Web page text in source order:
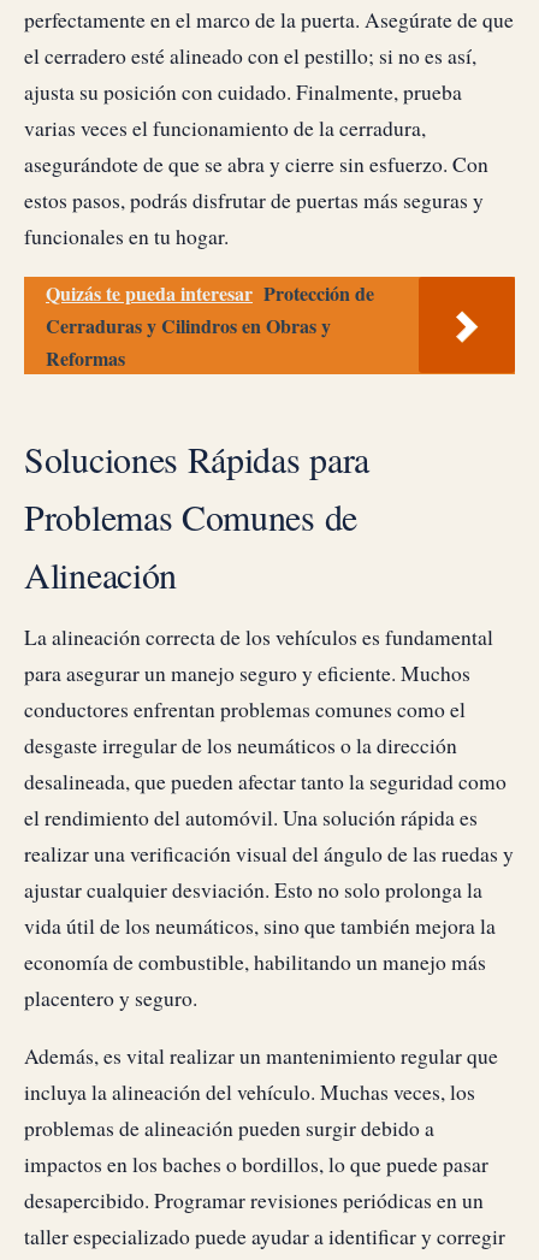
perfectamente en el marco de la puerta. Asegúrate de que
el cerradero esté alineado con el pestillo; si no es así,
ajusta su posición con cuidado. Finalmente, prueba
varias veces el funcionamiento de la cerradura,
asegurándote de que se abra y cierre sin esfuerzo. Con
estos pasos, podrás disfrutar de puertas más seguras y
funcionales en tu hogar.
Quizás te pueda interesar Protección de
Cerraduras y Cilindros en Obras y
Reformas
Soluciones Rápidas para
Problemas Comunes de
Alineación
La alineación correcta de los vehículos es fundamental
para asegurar un manejo seguro y eficiente. Muchos
conductores enfrentan problemas comunes como el
desgaste irregular de los neumáticos o la dirección
desalineada, que pueden afectar tanto la seguridad como
el rendimiento del automóvil. Una solución rápida es
realizar una verificación visual del ángulo de las ruedas y
ajustar cualquier desviación. Esto no solo prolonga la
vida útil de los neumáticos, sino que también mejora la
economía de combustible, habilitando un manejo más
placentero y seguro.
Además, es vital realizar un mantenimiento regular que
incluya la alineación del vehículo. Muchas veces, los
problemas de alineación pueden surgir debido a
impactos en los baches o bordillos, lo que puede pasar
desapercibido. Programar revisiones periódicas en un
taller especializado puede ayudar a identificar y corregir